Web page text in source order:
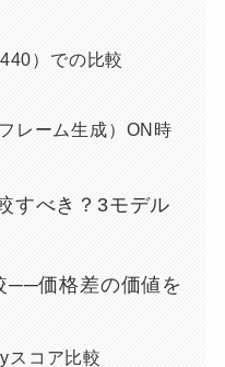
）での比較
レーム生成）ON時
すべき？3モデル
──価格差の価値を
スコア比較